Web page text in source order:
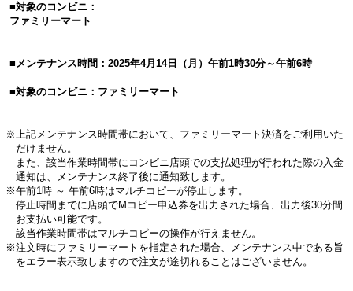
■対象のコンビニ：
ファミリーマート
■メンテナンス時間：2025年4月14日（月）午前1時30分～午前6時
■対象のコンビニ：ファミリーマート
※上記メンテナンス時間帯において、ファミリーマート決済をご利用いた
だけません。
また、該当作業時間帯にコンビニ店頭での支払処理が行われた際の入金
通知は、メンテナンス終了後に通知致します。
※午前1時 ～ 午前6時はマルチコピーが停止します。
停止時間までに店頭でMコピー申込券を出力された場合、出力後30分間
お支払い可能です。
該当作業時間帯はマルチコピーの操作が行えません。
※注文時にファミリーマートを指定された場合、メンテナンス中である旨
をエラー表示致しますので注文が途切れることはございません。